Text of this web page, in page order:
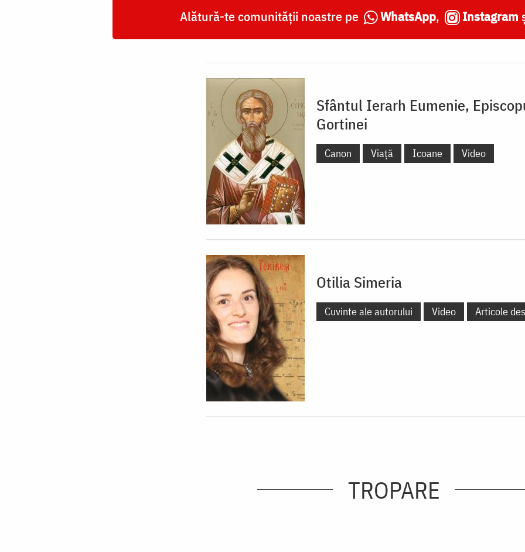
Alătură-te comunității noastre pe WhatsApp, Instagram
Sfântul Ierarh Eumenie,
Gortinei
Canon Viață Icoane Video
Otilia Simeria
Cuvinte ale autorului Video Articole
TROPARE